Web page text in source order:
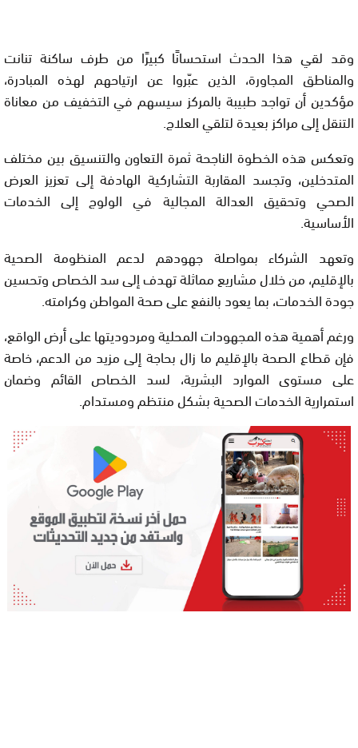
وقد لقي هذا الحدث استحسانًا كبيرًا من طرف ساكنة تنانت
والمناطق المجاورة، الذين عبّروا عن ارتياحهم لهذه المبادرة،
مؤكدين أن تواجد طبيبة بالمركز سيسهم في التخفيف من معاناة
التنقل إلى مراكز بعيدة لتلقي العلاج.
وتعكس هذه الخطوة الناجحة ثمرة التعاون والتنسيق بين مختلف
المتدخلين، وتجسد المقاربة التشاركية الهادفة إلى تعزيز العرض
الصحي وتحقيق العدالة المجالية في الولوج إلى الخدمات
الأساسية.
وتعهد الشركاء بمواصلة جهودهم لدعم المنظومة الصحية
بالإقليم، من خلال مشاريع مماثلة تهدف إلى سد الخصاص وتحسين
جودة الخدمات، بما يعود بالنفع على صحة المواطن وكرامته.
ورغم أهمية هذه المجهودات المحلية ومردوديتها على أرض الواقع،
فإن قطاع الصحة بالإقليم ما زال بحاجة إلى مزيد من الدعم، خاصة
على مستوى الموارد البشرية، لسد الخصاص القائم وضمان
استمرارية الخدمات الصحية بشكل منتظم ومستدام.